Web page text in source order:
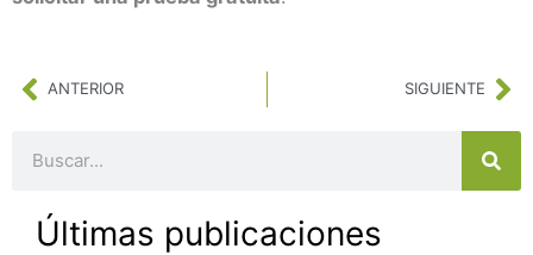
AntANTERIOR SIGUIENTE
Últimas publicaciones